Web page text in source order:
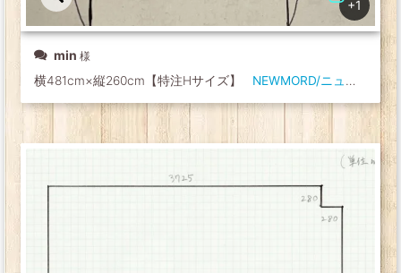
+1
min
横481cm×縦260cm【特注Hサイズ】 NEWMORD/ニューモード